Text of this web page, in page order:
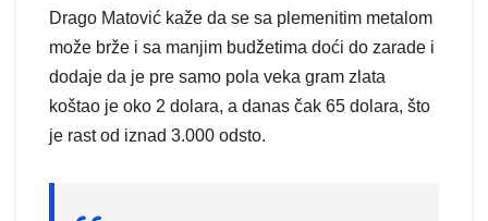
Drago Matović kaže da se sa plemenitim metalom
može brže i sa manjim budžetima doći do zarade i
dodaje da je pre samo pola veka gram zlata
koštao je oko 2 dolara, a danas čak 65 dolara, što
je rast od iznad 3.000 odsto.